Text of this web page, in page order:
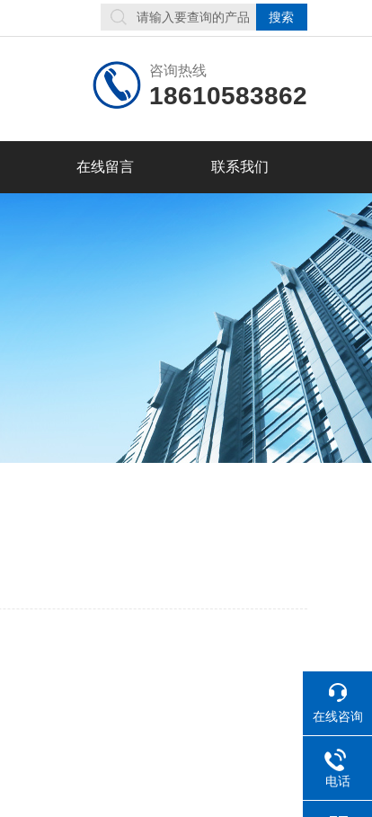
咨询热线
18610583862
在线留言 联系我们
在线咨询
电话